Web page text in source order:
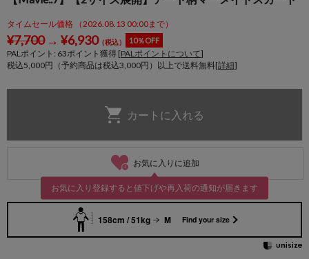
タイムセール価格 （2026.08.13 00:00まで）
¥7,700→ ¥6,930（税込） 10％OFF
PALポイント: 63ポイント獲得 [PALポイントについて]
税込5,000円（予約商品は税込3,000円）以上で送料無料[詳細]
お気に入りに追加
お気に入り登録すると値下げや再入荷の通知が届きます
158cm / 51kg M Find your size